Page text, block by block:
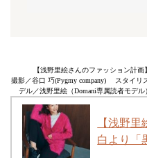
【浅野里絵さんのファッション計
撮影／谷口 巧(Pygmy company) スタイ
デル／浅野里絵（Domani専属読者モデ
【浅野
白より「